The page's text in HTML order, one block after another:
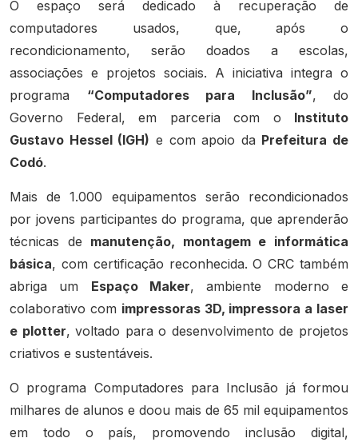
O espaço será dedicado à recuperação de
computadores usados, que, após o
recondicionamento, serão doados a escolas,
associações e projetos sociais. A iniciativa integra o
programa “Computadores para Inclusão”, do
Governo Federal, em parceria com o Instituto
Gustavo Hessel (IGH) e com apoio da Prefeitura de
Codó.
Mais de 1.000 equipamentos serão recondicionados
por jovens participantes do programa, que aprenderão
técnicas de manutenção, montagem e informática
básica, com certificação reconhecida. O CRC também
abriga um Espaço Maker, ambiente moderno e
colaborativo com impressoras 3D, impressora a laser
e plotter, voltado para o desenvolvimento de projetos
criativos e sustentáveis.
O programa Computadores para Inclusão já formou
milhares de alunos e doou mais de 65 mil equipamentos
em todo o país, promovendo inclusão digital,